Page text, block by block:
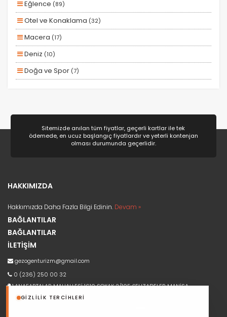
GIZLILIK TERCIHLERI
Otobüs Ile
Uçak Ile
Ekstralar Dahil
Eğlence (89)
Otel ve Konaklama (32)
Macera (17)
Deniz (10)
Doğa ve Spor (7)
Sitemizde anılan tüm fiyatlar, geçerli kartlar ile tek
ödemede, en ucuz başlangıç fiyatlardır ve yeterli kontenjan
olması durumunda geçerlidir.
HAKKIMIZDA
Hakkımızda Daha Fazla Bilgi Edinin. Devam »
BAĞLANTILAR
BAĞLANTILAR
İLETİŞİM
gezogenturizm@gmail.com
0 (236) 250 00 32
1.ANAFARTALAR MAHALLESİ 1610 SOKAK 2/105 ŞEHZADELER MANİSA